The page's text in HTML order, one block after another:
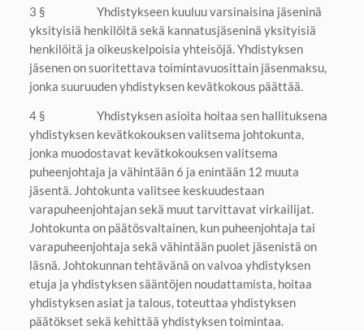
3 § Yhdistykseen kuuluu varsinaisina jäseninä
yksityisiä henkilöitä sekä kannatusjäseninä yksityisiä
henkilöitä ja oikeuskelpoisia yhteisöjä. Yhdistyksen
jäsenen on suoritettava toimintavuosittain jäsenmaksu,
jonka suuruuden yhdistyksen kevätkokous päättää.
4 § Yhdistyksen asioita hoitaa sen hallituksena
yhdistyksen kevätkokouksen valitsema johtokunta,
jonka muodostavat kevätkokouksen valitsema
puheenjohtaja ja vähintään 6 ja enintään 12 muuta
jäsentä. Johtokunta valitsee keskuudestaan
varapuheenjohtajan sekä muut tarvittavat virkailijat.
Johtokunta on päätösvaltainen, kun puheenjohtaja tai
varapuheenjohtaja sekä vähintään puolet jäsenistä on
läsnä. Johtokunnan tehtävänä on valvoa yhdistyksen
etuja ja yhdistyksen sääntöjen noudattamista, hoitaa
yhdistyksen asiat ja talous, toteuttaa yhdistyksen
päätökset sekä kehittää yhdistyksen toimintaa.